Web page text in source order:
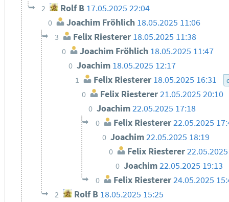
2 Rolf B 17.05.2025 22:04
0 Joachim Fröhlich 18.05.2025 11:06
3 Felix Riesterer 18.05.2025 11:38
0 Joachim Fröhlich 18.05.2025 11:47
0 Joachim 18.05.2025 12:17
1 Felix Riesterer 18.05.2025 16:31
0 Felix Riesterer21.05.2025 20:10
0 Joachim22.05.2025 17:18
0 Felix Riesterer22.05.2025
0 Joachim22.05.2025 18:19
0 Felix Riesterer
0 Joachim22.05.2025 19:13
0 Felix Riesterer24.05.2025
2 Rolf B 18.05.2025 15:25